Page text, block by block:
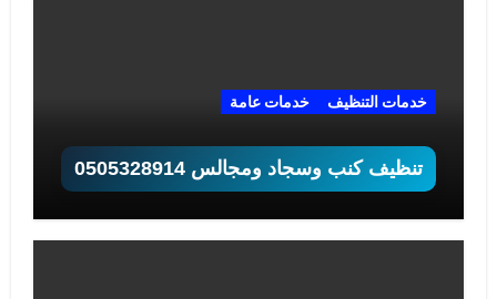
خدمات التنظيف خدمات عامة
تنظيف كنب وسجاد ومجالس 0505328914